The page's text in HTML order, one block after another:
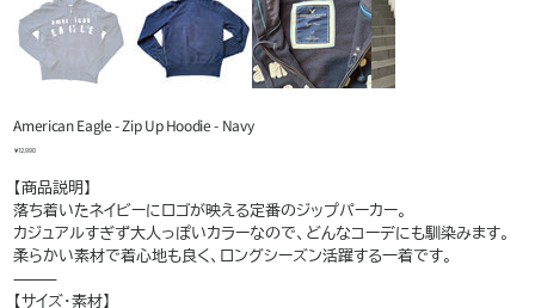
American Eagle - Zip Up Hoodie - Navy
価
￥12,990
【商品説明】
落ち着いたネイビーにロゴが映える定番のジップパーカー。
カジュアルすぎず大人っぽいカラーなので、どんなコーデにも馴染みます。
柔らかい素材で着心地も良く、ロングシーズン活躍する一着です。
⸻
【サイズ・素材】